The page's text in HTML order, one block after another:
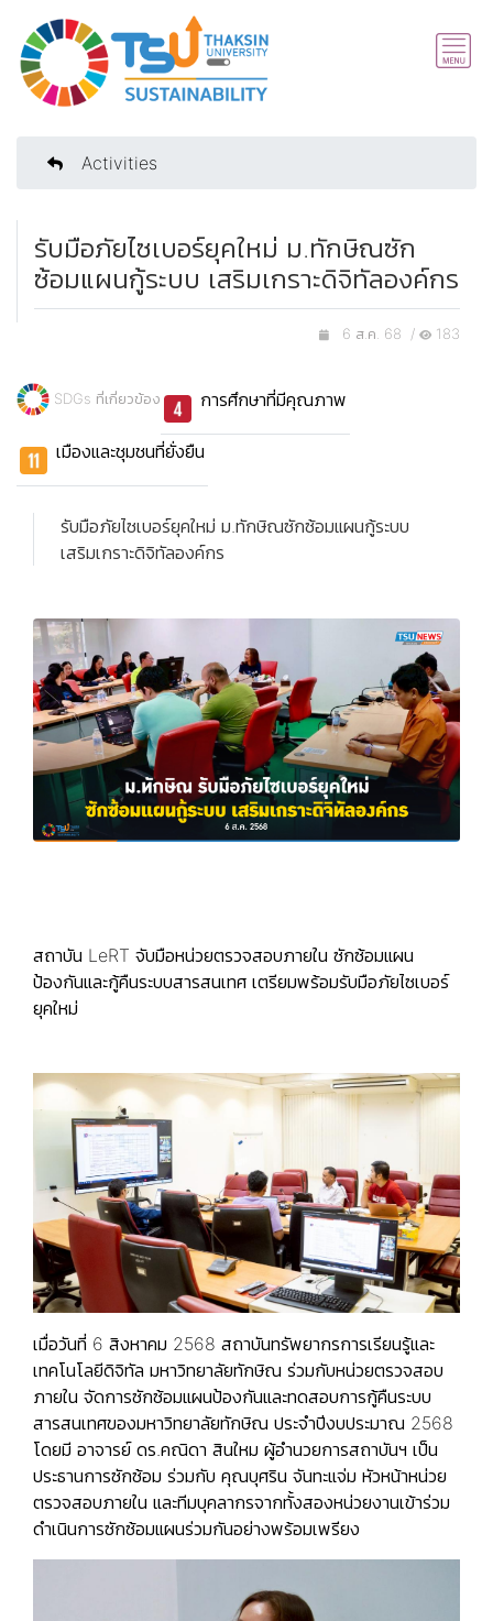
Activities
รับมือภัยไซเบอร์ยุคใหม่ ม.ทักษิณซัก
ซ้อมแผนกู้ระบบ เสริมเกราะดิจิทัลองค์กร
6 ส.ค. 68 / 183
SDGs ที่เกี่ยวข้อง การศึกษาที่มีคุณภาพ
เมืองและชุมชนที่ยั่งยืน
รับมือภัยไซเบอร์ยุคใหม่ ม.ทักษิณซักซ้อมแผนกู้ระบบ
เสริมเกราะดิจิทัลองค์กร
สถาบัน LeRT จับมือหน่วยตรวจสอบภายใน ซักซ้อมแผน
ป้องกันและกู้คืนระบบสารสนเทศ เตรียมพร้อมรับมือภัยไซเบอร์
ยุคใหม่
เมื่อวันที่ 6 สิงหาคม 2568 สถาบันทรัพยากรการเรียนรู้และ
เทคโนโลยีดิจิทัล มหาวิทยาลัยทักษิณ ร่วมกับหน่วยตรวจสอบ
ภายใน จัดการซักซ้อมแผนป้องกันและทดสอบการกู้คืนระบบ
สารสนเทศของมหาวิทยาลัยทักษิณ ประจำปีงบประมาณ 2568
โดยมี อาจารย์ ดร.คณิดา สินใหม ผู้อำนวยการสถาบันฯ เป็น
ประธานการซักซ้อม ร่วมกับ คุณบุศริน จันทะแจ่ม หัวหน้าหน่วย
ตรวจสอบภายใน และทีมบุคลากรจากทั้งสองหน่วยงานเข้าร่วม
ดำเนินการซักซ้อมแผนร่วมกันอย่างพร้อมเพรียง